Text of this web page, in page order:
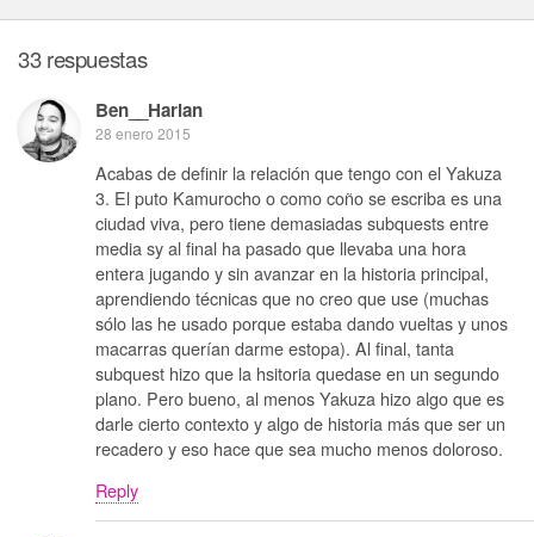
33 respuestas
Ben__Harlan
28 enero 2015
Acabas de definir la relación que tengo con el Yakuza
3. El puto Kamurocho o como coño se escriba es una
ciudad viva, pero tiene demasiadas subquests entre
media sy al final ha pasado que llevaba una hora
entera jugando y sin avanzar en la historia principal,
aprendiendo técnicas que no creo que use (muchas
sólo las he usado porque estaba dando vueltas y unos
macarras querían darme estopa). Al final, tanta
subquest hizo que la hsitoria quedase en un segundo
plano. Pero bueno, al menos Yakuza hizo algo que es
darle cierto contexto y algo de historia más que ser un
recadero y eso hace que sea mucho menos doloroso.
Reply